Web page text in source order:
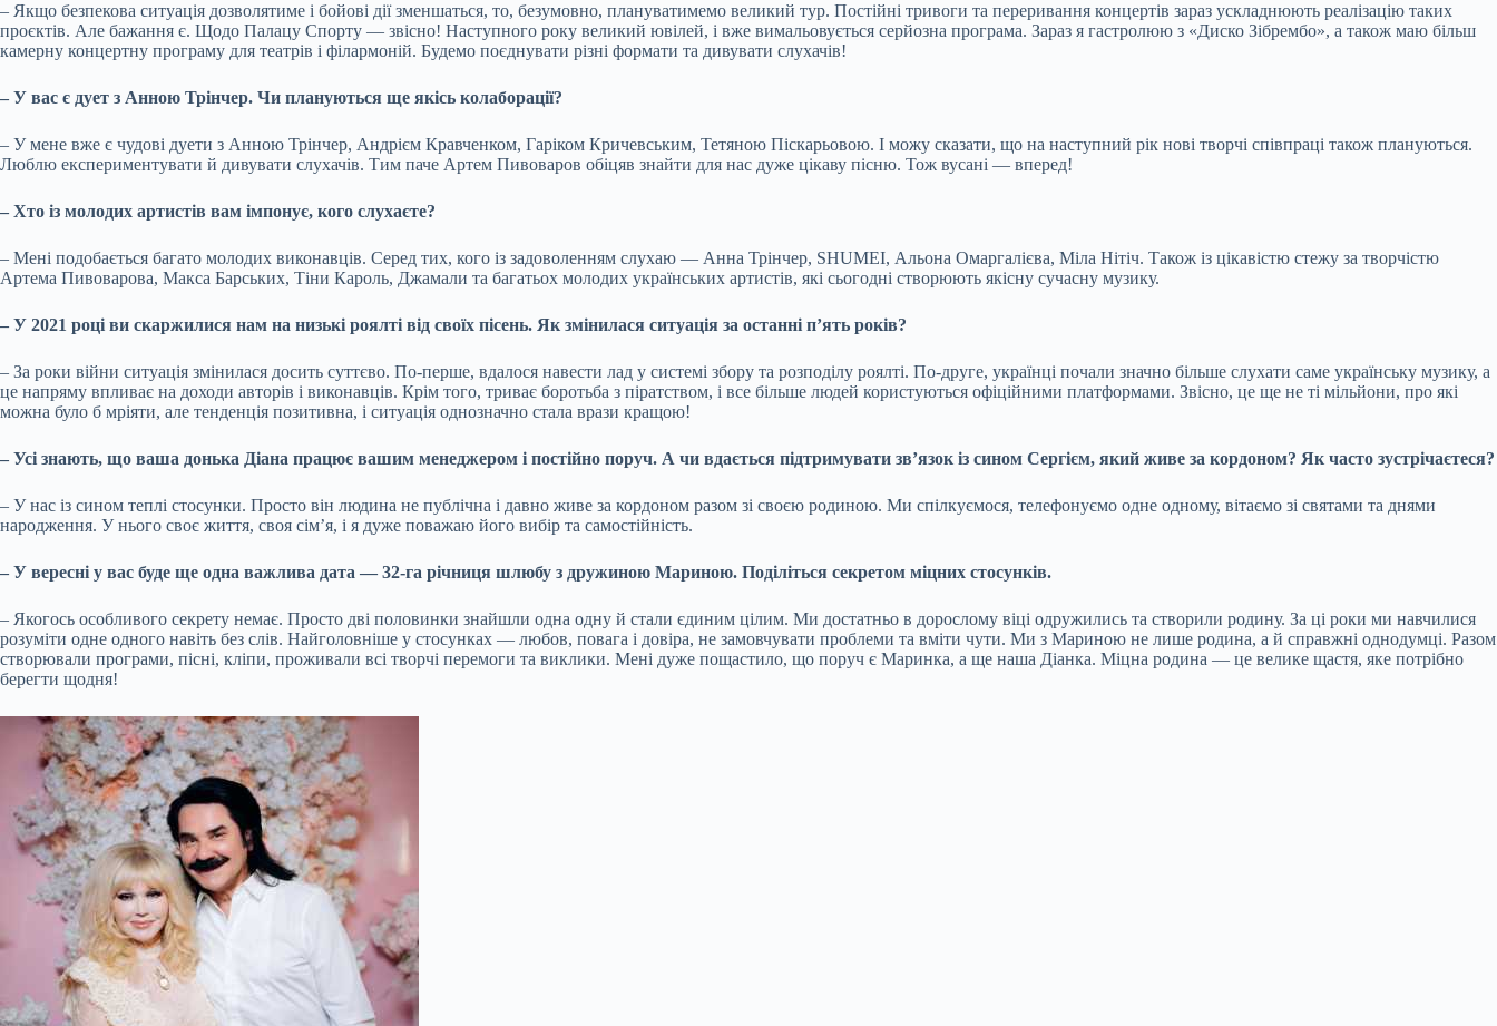
– Якщо безпекова ситуація дозволятиме і бойові дії зменшаться, то, безумовно, плануватимемо великий тур. Постійні тривоги та переривання концертів зараз ускладнюють реалізацію таких
проєктів. Але бажання є. Щодо Палацу Спорту — звісно! Наступного року великий ювілей, і вже вимальовується серйозна програма. Зараз я гастролюю з «Диско Зібрембо», а також маю більш
камерну концертну програму для театрів і філармоній. Будемо поєднувати різні формати та дивувати слухачів!
– У вас є дует з Анною Трінчер. Чи плануються ще якісь колаборації?
– У мене вже є чудові дуети з Анною Трінчер, Андрієм Кравченком, Гаріком Кричевським, Тетяною Піскарьовою. І можу сказати, що на наступний рік нові творчі співпраці також плануються.
Люблю експериментувати й дивувати слухачів. Тим паче Артем Пивоваров обіцяв знайти для нас дуже цікаву пісню. Тож вусані — вперед!
– Хто із молодих артистів вам імпонує, кого слухаєте?
– Мені подобається багато молодих виконавців. Серед тих, кого із задоволенням слухаю — Анна Трінчер, SHUMEI, Альона Омаргалієва, Міла Нітіч. Також із цікавістю стежу за творчістю
Артема Пивоварова, Макса Барських, Тіни Кароль, Джамали та багатьох молодих українських артистів, які сьогодні створюють якісну сучасну музику.
– У 2021 році ви скаржилися нам на низькі роялті від своїх пісень. Як змінилася ситуація за останні п’ять років?
– За роки війни ситуація змінилася досить суттєво. По-перше, вдалося навести лад у системі збору та розподілу роялті. По-друге, українці почали значно більше слухати саме українську музику, а
це напряму впливає на доходи авторів і виконавців. Крім того, триває боротьба з піратством, і все більше людей користуються офіційними платформами. Звісно, це ще не ті мільйони, про які
можна було б мріяти, але тенденція позитивна, і ситуація однозначно стала врази кращою!
– Усі знають, що ваша донька Діана працює вашим менеджером і постійно поруч. А чи вдається підтримувати зв’язок із сином Сергієм, який живе за кордоном? Як часто зустрічаєтеся?
– У нас із сином теплі стосунки. Просто він людина не публічна і давно живе за кордоном разом зі своєю родиною. Ми спілкуємося, телефонуємо одне одному, вітаємо зі святами та днями
народження. У нього своє життя, своя сім’я, і я дуже поважаю його вибір та самостійність.
– У вересні у вас буде ще одна важлива дата — 32-га річниця шлюбу з дружиною Мариною. Поділіться секретом міцних стосунків.
– Якогось особливого секрету немає. Просто дві половинки знайшли одна одну й стали єдиним цілим. Ми достатньо в дорослому віці одружились та створили родину. За ці роки ми навчилися
розуміти одне одного навіть без слів. Найголовніше у стосунках — любов, повага і довіра, не замовчувати проблеми та вміти чути. Ми з Мариною не лише родина, а й справжні однодумці. Разом
створювали програми, пісні, кліпи, проживали всі творчі перемоги та виклики. Мені дуже пощастило, що поруч є Маринка, а ще наша Діанка. Міцна родина — це велике щастя, яке потрібно
берегти щодня!